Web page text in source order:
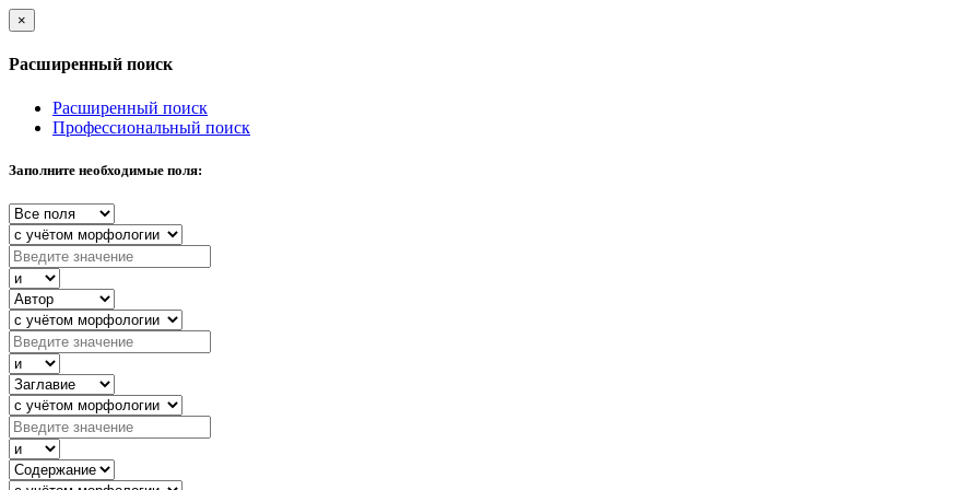
×
Расширенный поиск
Расширенный поиск
Профессиональный поиск
Заполните необходимые поля: